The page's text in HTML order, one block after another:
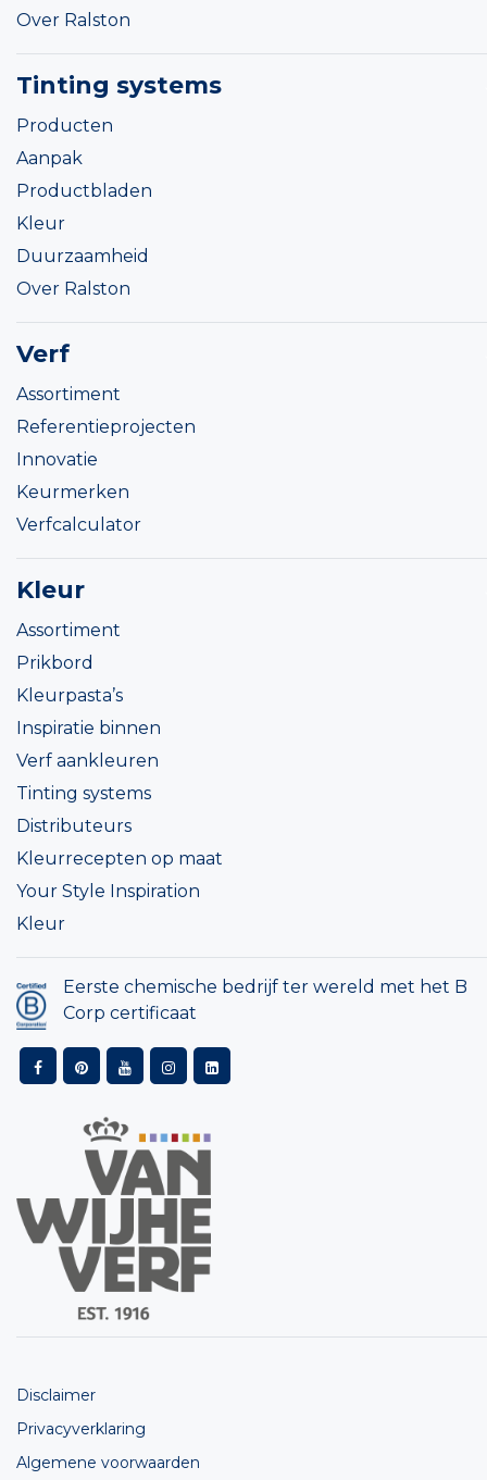
Over Ralston
Tinting systems
Producten
Aanpak
Productbladen
Kleur
Duurzaamheid
Over Ralston
Verf
Assortiment
Referentieprojecten
Innovatie
Keurmerken
Verfcalculator
Kleur
Assortiment
Prikbord
Kleurpasta’s
Inspiratie binnen
Verf aankleuren
Tinting systems
Distributeurs
Kleurrecepten op maat
Your Style Inspiration
Kleur
Eerste chemische bedrijf ter wereld met het B
Corp certificaat
Disclaimer
Privacyverklaring
Algemene voorwaarden